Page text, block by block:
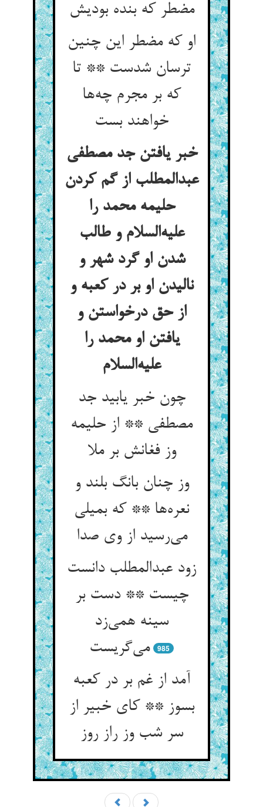
مضطر که بنده بودیش
او که مضطر این چنین
ترسان شدست ** تا
که بر مجرم چه‌ها
خواهند بست
خبر یافتن جد مصطفی
عبدالمطلب از گم کردن
حلیمه محمد را
علیه‌السلام و طالب
شدن او گرد شهر و
نالیدن او بر در کعبه و
از حق درخواستن و
یافتن او محمد را
علیه‌السلام
چون خبر یابید جد
مصطفی ** از حلیمه
وز فغانش بر ملا
وز چنان بانگ بلند و
نعره‌ها ** که بمیلی
می‌رسید از وی صدا
زود عبدالمطلب دانست
چیست ** دست بر
سینه همی‌زد
می‌گریست
985
آمد از غم بر در کعبه
بسوز ** کای خبیر از
سر شب وز راز روز